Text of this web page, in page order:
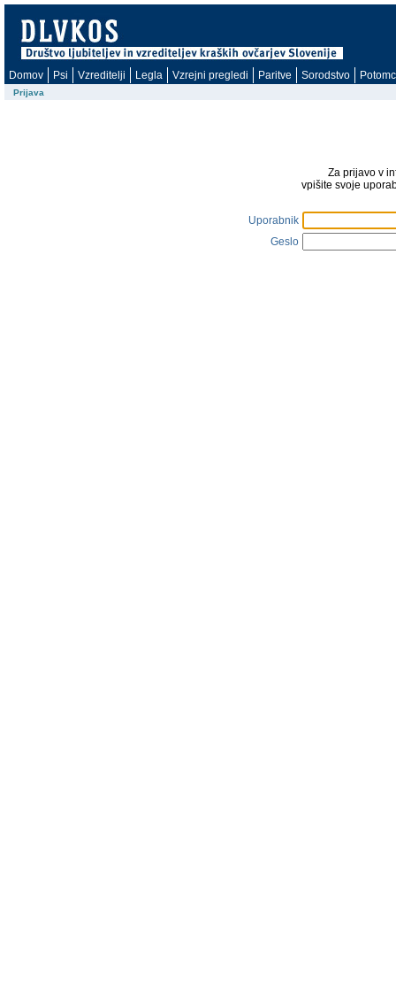
Domov Psi Vzreditelji Legla Vzrejni pregledi Paritve Sorodstvo
Prijava
Za prijavo v
vpišite svoje
Uporabnik
Geslo